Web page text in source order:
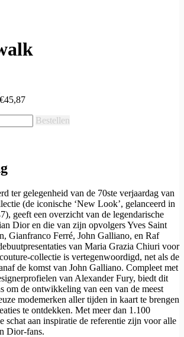
€45,87
Bestellen
ter gelegenheid van de 70ste verjaardag van
(de iconische ‘New Look’, gelanceerd in
geeft een overzicht van de legendarische
Dior en die van zijn opvolgers Yves Saint
Gianfranco Ferré, John Galliano, en Raf
van Maria Grazia Chiuri voor
collectie is vertegenwoordigd, net als de
de komst van John Galliano. Compleet met
van Alexander Fury, biedt dit
om de ontwikkeling van een van de meest
modemerken aller tijden in kaart te brengen
te ontdekken. Met meer dan 1.100
schat aan inspiratie de referentie zijn voor alle
Dior-fans.